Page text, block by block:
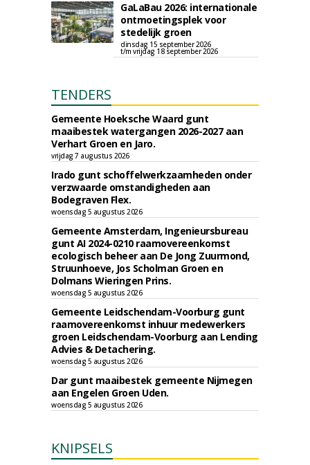
GaLaBau 2026: internationale
ontmoetingsplek voor
stedelijk groen
dinsdag 15 september 2026
t/m vrijdag 18 september 2026
TENDERS
Gemeente Hoeksche Waard gunt
maaibestek watergangen 2026-2027 aan
Verhart Groen en Jaro.
vrijdag 7 augustus 2026
Irado gunt schoffelwerkzaamheden onder
verzwaarde omstandigheden aan
Bodegraven Flex.
woensdag 5 augustus 2026
Gemeente Amsterdam, Ingenieursbureau
gunt AI 2024-0210 raamovereenkomst
ecologisch beheer aan De Jong Zuurmond,
Struunhoeve, Jos Scholman Groen en
Dolmans Wieringen Prins.
woensdag 5 augustus 2026
Gemeente Leidschendam-Voorburg gunt
raamovereenkomst inhuur medewerkers
groen Leidschendam-Voorburg aan Lending
Advies & Detachering.
woensdag 5 augustus 2026
Dar gunt maaibestek gemeente Nijmegen
aan Engelen Groen Uden.
woensdag 5 augustus 2026
KNIPSELS